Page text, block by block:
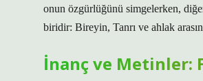
onun özgürlüğünü simgelerken,
biridir: Bireyin, Tanrı ve ahlak
İnanç ve Metinler: